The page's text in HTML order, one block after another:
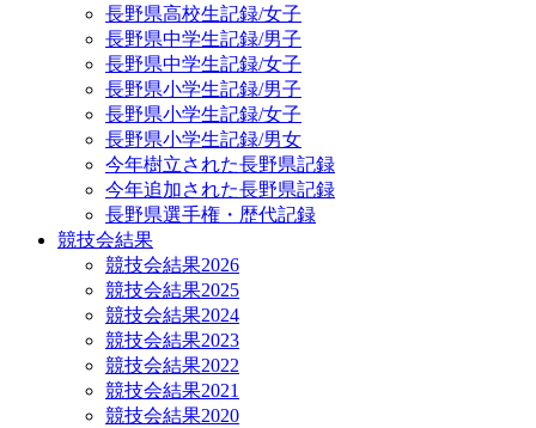
長野県高校生記録/女子
長野県中学生記録/男子
長野県中学生記録/女子
長野県小学生記録/男子
長野県小学生記録/女子
長野県小学生記録/男女
今年樹立された長野県記録
今年追加された長野県記録
長野県選手権・歴代記録
競技会結果
競技会結果2026
競技会結果2025
競技会結果2024
競技会結果2023
競技会結果2022
競技会結果2021
競技会結果2020